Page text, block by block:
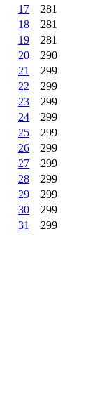
17
281
18
281
19
281
20
290
21
299
22
299
23
299
24
299
25
299
26
299
27
299
28
299
29
299
30
299
31
299